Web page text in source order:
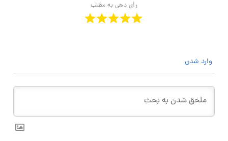
رأی دهی به مطلب
وارد شدن